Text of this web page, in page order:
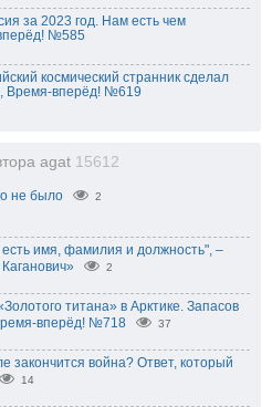
за 2023 год. Нам есть чем
№585
космический странник сделал
Время-вперёд! №619
agat 15612
не было 2
имя, фамилия и должность", –
2
титана» в Арктике. Запасов
вперёд! №718
37
закончится война? Ответ, который
14